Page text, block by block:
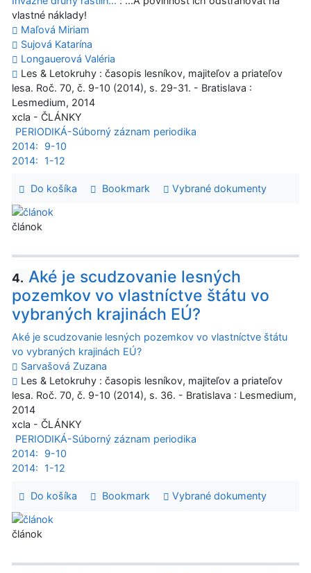
vlastné náklady!
Maľová Miriam
Sujová Katarína
Longauerová Valéria
Les & Letokruhy : časopis lesníkov, majiteľov a priateľov
lesa. Roč. 70, č. 9-10 (2014), s. 29-31. - Bratislava :
Lesmedium, 2014
xcla - ČLÁNKY
PERIODIKÁ-Súborný záznam periodika
2014:
9-10
2014:
1-12
Do košíka Bookmark Vybrané dokumenty
článok
4. Aké je scudzovanie lesných
pozemkov vo vlastníctve štátu vo
vybraných krajinách EÚ?
Aké je scudzovanie lesných pozemkov vo vlastníctve štátu
vo vybraných krajinách EÚ?
Sarvašová Zuzana
Les & Letokruhy : časopis lesníkov, majiteľov a priateľov
lesa. Roč. 70, č. 9-10 (2014), s. 36. - Bratislava : Lesmedium,
2014
xcla - ČLÁNKY
PERIODIKÁ-Súborný záznam periodika
2014:
9-10
2014:
1-12
Do košíka Bookmark Vybrané dokumenty
článok